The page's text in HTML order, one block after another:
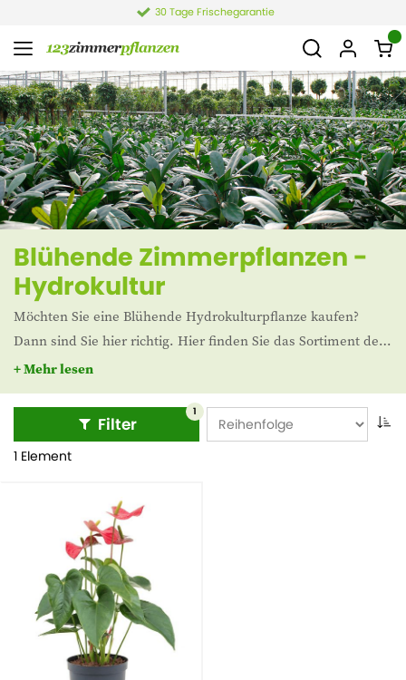
30 Tage Frischegarantie
Blühende Zimmerpflanzen -
Hydrokultur
Möchten Sie eine Blühende Hydrokulturpflanze kaufen?
Dann sind Sie hier richtig. Hier finden Sie das Sortiment der
blühenden Hydrokulturen.
+ Mehr lesen
Filter
1
1 Element